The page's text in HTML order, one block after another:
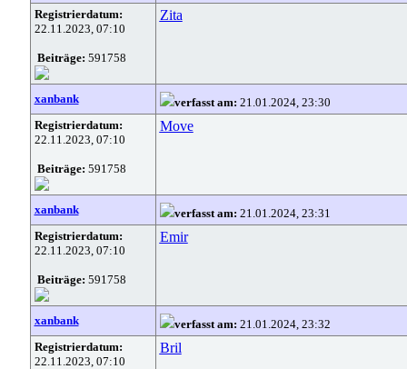
Registrierdatum:
22.11.2023, 07:10
Beiträge: 591758
Zita
xanbank verfasst am: 21.01.2024, 23:30
Registrierdatum:
22.11.2023, 07:10
Beiträge: 591758
Move
xanbank verfasst am: 21.01.2024, 23:31
Registrierdatum:
22.11.2023, 07:10
Beiträge: 591758
Emir
xanbank verfasst am: 21.01.2024, 23:32
Registrierdatum:
22.11.2023, 07:10
Bril